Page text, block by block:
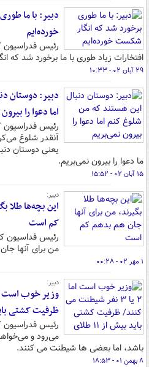
دبیر: با ما
خورده‌ایم
رئیس
افتخارات زیاد طوری با ما برخورد شد که
۲۹ آبان ۰۲ - ۱۰:۳۳
دبیر: دوستان
اما دعوا را
رئیس
آنقدر شلوغ
یعنی دوستان
ما دعوا را بیرون نمی‌بریم.
۱۵ آبان ۰۲ - ۱۵:۵۲
دبیر:
این بچه‌ها طلا
کم است
رئیس فداسیون
من برای آنها
۱ مهر ۰۲ - ۰۰:۲۸
دبیر:
ظرفیت کشتی باید بیش از ۱۱
رئیس
می‌رود و
باشد، اما بعضی ها شیطنت می کنند.
۸ بهمن ۰۱ - ۱۸:۵۳